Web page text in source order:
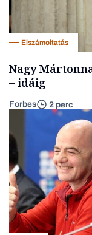
Elszámoltatás
Nagy
– idáig
Forbes 2 perc